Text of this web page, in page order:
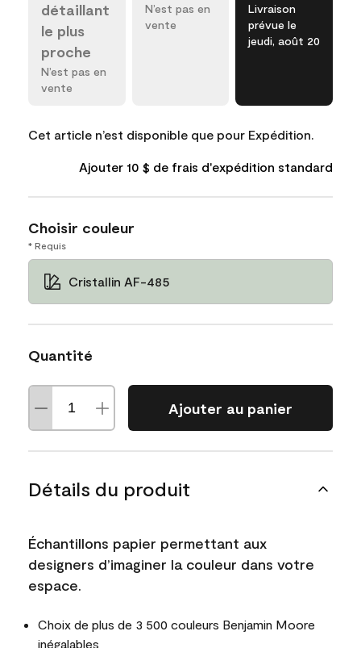
détaillant
le plus
proche
N’est pas en
vente
N’est pas en
vente
Livraison
prévue le
jeudi, août 20
Cet article n’est disponible que pour Expédition.
Ajouter 10 $ de frais d'expédition standard
Choisir couleur
* Requis
Cristallin AF-485
Quantité
Ajouter au panier
Détails du produit
Échantillons papier permettant aux
designers d’imaginer la couleur dans votre
espace.
Choix de plus de 3 500 couleurs Benjamin Moore
inégalables